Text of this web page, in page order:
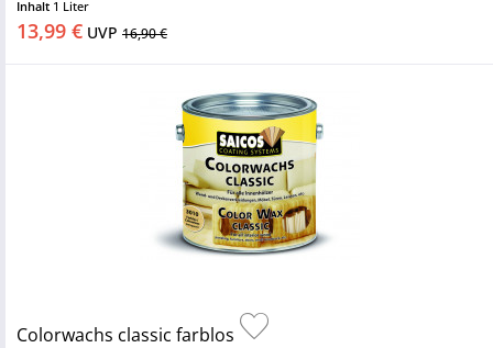
Inhalt 1 Liter
13,99 € UVP 16,90 €
Colorwachs classic farblos